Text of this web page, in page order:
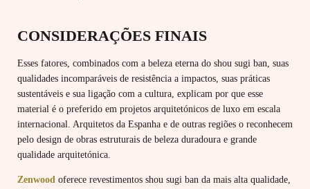
CONSIDERAÇÕES FINAIS
Esses fatores, combinados com a beleza eterna do shou sugi ban, suas
qualidades incomparáveis de resistência a impactos, suas práticas
sustentáveis e sua ligação com a cultura, explicam por que esse
material é o preferido em projetos arquitetónicos de luxo em escala
internacional. Arquitetos da Espanha e de outras regiões o reconhecem
pelo design de obras estruturais de beleza duradoura e grande
qualidade arquitetónica.
Zenwood oferece revestimentos shou sugi ban da mais alta qualidade,